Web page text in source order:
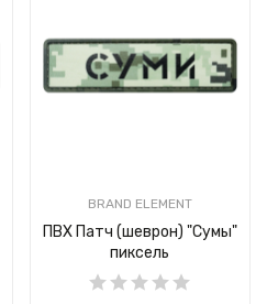
BRAND ELEMENT
ПВХ Патч (шеврон) "Сумы"
пиксель